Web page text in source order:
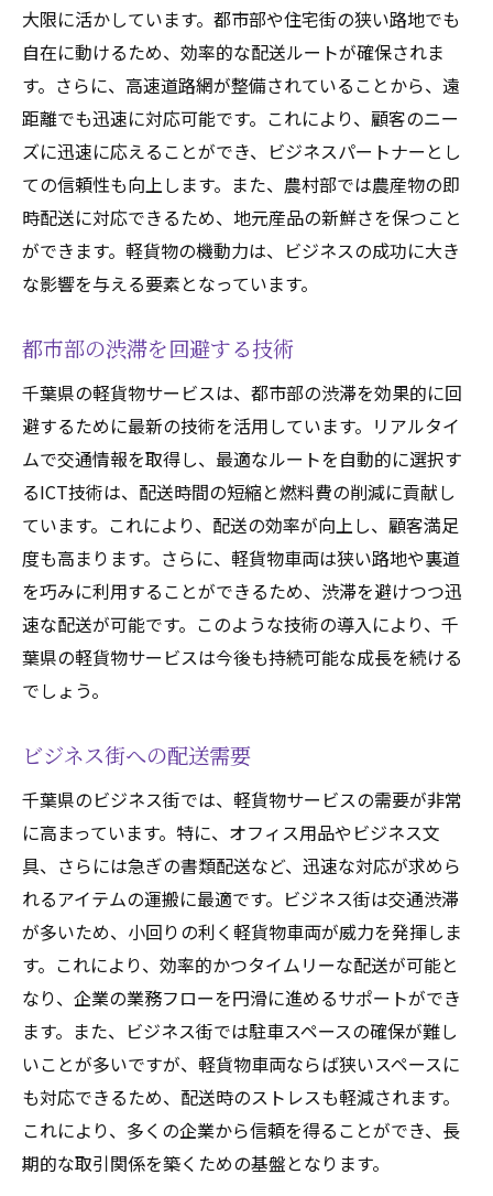
大限に活かしています。都市部や住宅街の狭い路地でも
自在に動けるため、効率的な配送ルートが確保されま
す。さらに、高速道路網が整備されていることから、遠
距離でも迅速に対応可能です。これにより、顧客のニー
ズに迅速に応えることができ、ビジネスパートナーとし
ての信頼性も向上します。また、農村部では農産物の即
時配送に対応できるため、地元産品の新鮮さを保つこと
ができます。軽貨物の機動力は、ビジネスの成功に大き
な影響を与える要素となっています。
都市部の渋滞を回避する技術
千葉県の軽貨物サービスは、都市部の渋滞を効果的に回
避するために最新の技術を活用しています。リアルタイ
ムで交通情報を取得し、最適なルートを自動的に選択す
るICT技術は、配送時間の短縮と燃料費の削減に貢献し
ています。これにより、配送の効率が向上し、顧客満足
度も高まります。さらに、軽貨物車両は狭い路地や裏道
を巧みに利用することができるため、渋滞を避けつつ迅
速な配送が可能です。このような技術の導入により、千
葉県の軽貨物サービスは今後も持続可能な成長を続ける
でしょう。
ビジネス街への配送需要
千葉県のビジネス街では、軽貨物サービスの需要が非常
に高まっています。特に、オフィス用品やビジネス文
具、さらには急ぎの書類配送など、迅速な対応が求めら
れるアイテムの運搬に最適です。ビジネス街は交通渋滞
が多いため、小回りの利く軽貨物車両が威力を発揮しま
す。これにより、効率的かつタイムリーな配送が可能と
なり、企業の業務フローを円滑に進めるサポートができ
ます。また、ビジネス街では駐車スペースの確保が難し
いことが多いですが、軽貨物車両ならば狭いスペースに
も対応できるため、配送時のストレスも軽減されます。
これにより、多くの企業から信頼を得ることができ、長
期的な取引関係を築くための基盤となります。